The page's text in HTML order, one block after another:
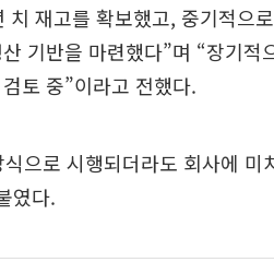
재고를 확보했고, 중기적으
기반을 마련했다”며 “장기적
토 중”이라고 전했다.
으로 시행되더라도 회사에 미
였다.